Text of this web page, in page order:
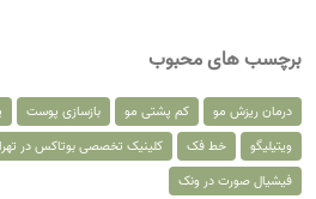
برچسب های محبوب
درمان ریزش مو کم پشتی مو بازسازی پوست
ویتیلیگو
خط فک کلینیک تخصصی بوتاکس در
فیشیال صورت در ونک